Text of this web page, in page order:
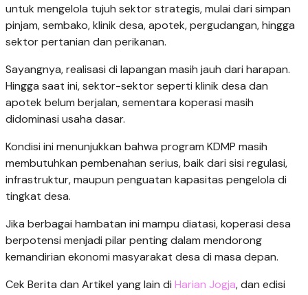
untuk mengelola tujuh sektor strategis, mulai dari simpan
pinjam, sembako, klinik desa, apotek, pergudangan, hingga
sektor pertanian dan perikanan.
Sayangnya, realisasi di lapangan masih jauh dari harapan.
Hingga saat ini, sektor-sektor seperti klinik desa dan
apotek belum berjalan, sementara koperasi masih
didominasi usaha dasar.
Kondisi ini menunjukkan bahwa program KDMP masih
membutuhkan pembenahan serius, baik dari sisi regulasi,
infrastruktur, maupun penguatan kapasitas pengelola di
tingkat desa.
Jika berbagai hambatan ini mampu diatasi, koperasi desa
berpotensi menjadi pilar penting dalam mendorong
kemandirian ekonomi masyarakat desa di masa depan.
Cek Berita dan Artikel yang lain di Harian Jogja, dan edisi